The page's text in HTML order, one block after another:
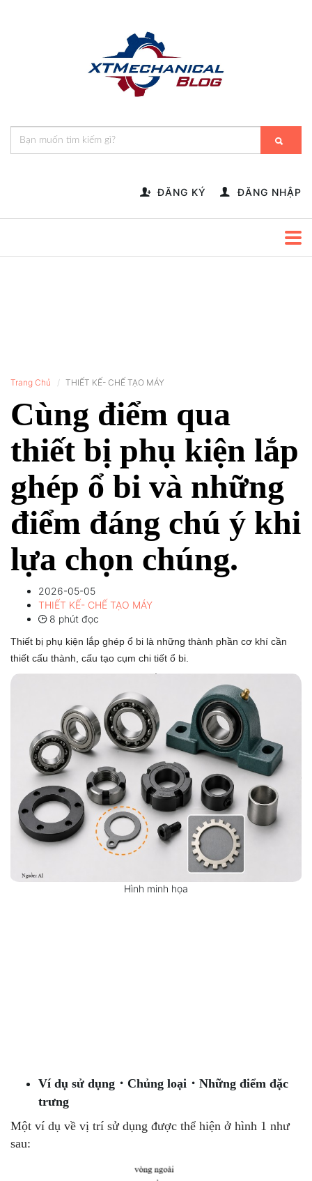
ĐĂNG KÝ ĐĂNG NHẬP
Trang Chủ THIẾT KẾ- CHẾ TẠO MÁY
Cùng điểm qua
thiết bị phụ kiện lắp
ghép ổ bi và những
điểm đáng chú ý khi
lựa chọn chúng.
2026-05-05
THIẾT KẾ- CHẾ TẠO MÁY
8 phút đọc
Thiết bị phụ kiện lắp ghép ổ bi là những thành phần cơ khí cần
thiết cấu thành, cấu tạo cụm chi tiết ổ bi.
Hình minh họa
Ví dụ sử dụng・Chủng loại・Những điểm đặc
trưng
Một ví dụ về vị trí sử dụng được thể hiện ở hình 1 như
sau: